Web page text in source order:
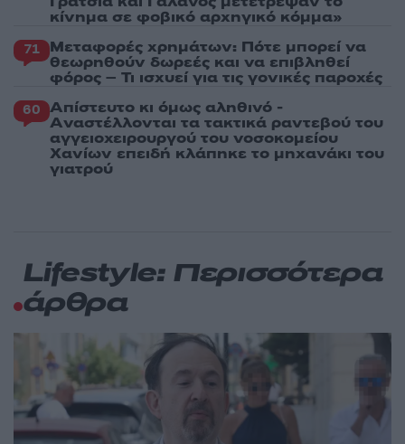
κίνημα σε φοβικό αρχηγικό κόμμα»
71 Μεταφορές χρημάτων: Πότε μπορεί να
θεωρηθούν δωρεές και να επιβληθεί
φόρος – Τι ισχυεί για τις γονικές παροχές
60 Απίστευτο κι όμως αληθινό -
Aναστέλλονται τα τακτικά ραντεβού του
αγγειοχειρουργού του νοσοκομείου
Χανίων επειδή κλάπηκε το μηχανάκι του
γιατρού
Lifestyle: Περισσότερα
άρθρα